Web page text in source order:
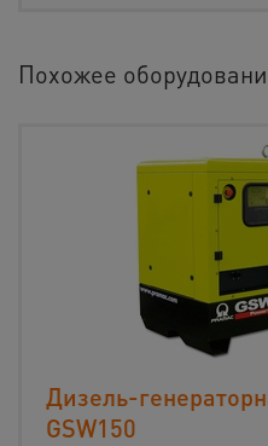
Похожее
Дизель-
GSW150